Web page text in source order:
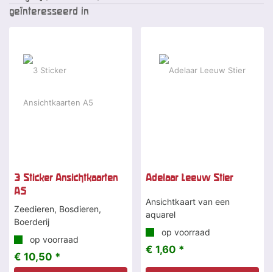
geïnteresseerd in
3 Sticker Ansichtkaarten
A5
Zeedieren, Bosdieren,
Boerderij
op voorraad
€ 10,50 *
Adelaar Leeuw Stier
Ansichtkaart van een
aquarel
op voorraad
€ 1,60 *